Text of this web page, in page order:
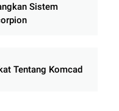
Sistem
Tentang Komcad